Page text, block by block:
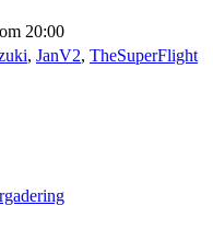
20:00
, JanV2, TheSuperFlight